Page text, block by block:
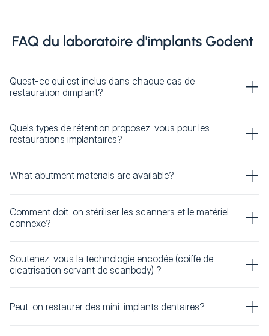
FAQ du laboratoire d'implants Godent
Quest-ce qui est inclus dans chaque cas de
restauration dimplant?
Quels types de rétention proposez-vous pour les
restaurations implantaires?
What abutment materials are available?
Comment doit-on stériliser les scanners et le matériel
connexe?
Soutenez-vous la technologie encodée (coiffe de
cicatrisation servant de scanbody) ?
Peut-on restaurer des mini-implants dentaires?